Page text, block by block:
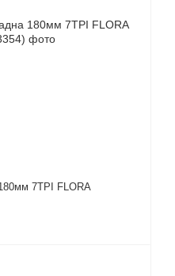
7TPI FLORA